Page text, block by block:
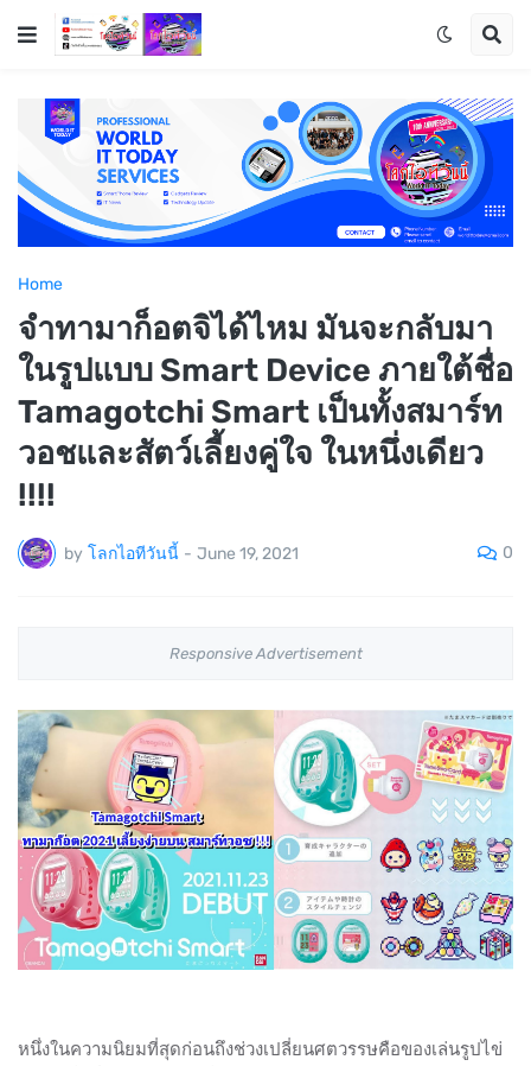
Home
จำทามาก็อตจิได้ไหม มันจะกลับมา
ในรูปแบบ Smart Device ภายใต้ชื่อ
Tamagotchi Smart เป็นทั้งสมาร์ท
วอชและสัตว์เลี้ยงคู่ใจ ในหนึ่งเดียว
!!!!
by โลกไอทีวันนี้ - June 19, 2021 0
Responsive Advertisement
หนึ่งในความนิยมที่สุดก่อนถึงช่วงเปลี่ยนศตวรรษคือของเล่นรูปไข่